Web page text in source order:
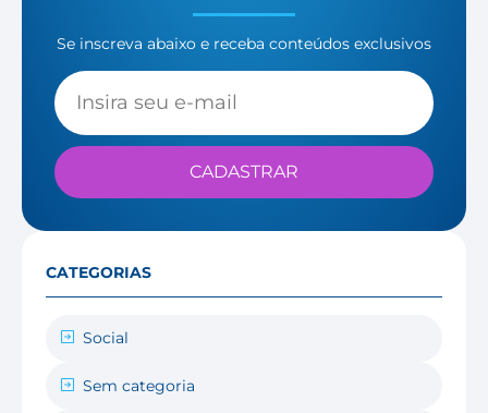
Se inscreva abaixo e receba conteúdos exclusivos
CADASTRAR
CATEGORIAS
Social
Sem categoria